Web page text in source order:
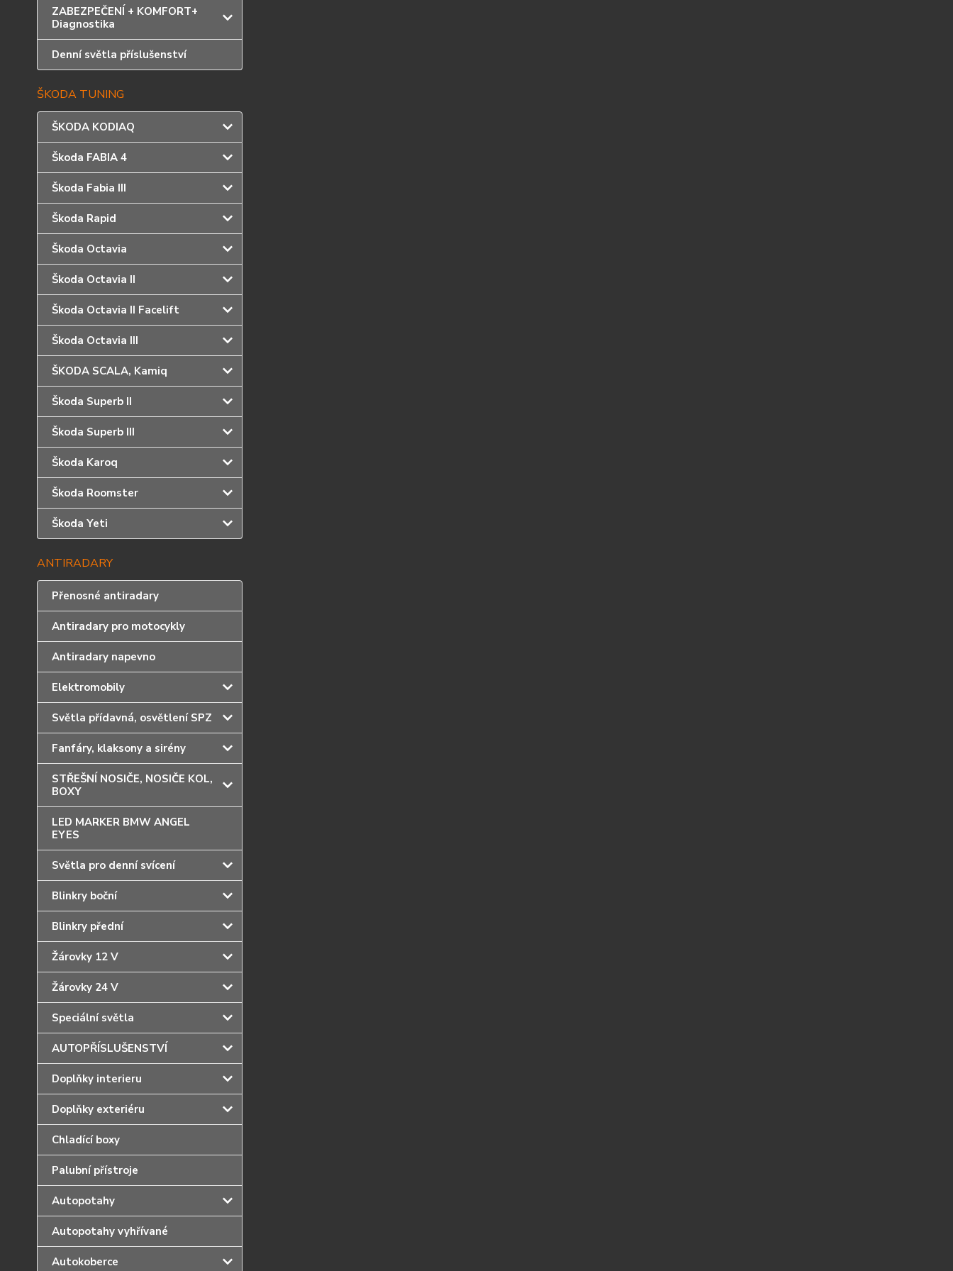
ZABEZPEČENÍ + KOMFORT+
Diagnostika
Denní světla příslušenství
ŠKODA TUNING
ŠKODA KODIAQ
Škoda FABIA 4
Škoda Fabia III
Škoda Rapid
Škoda Octavia
Škoda Octavia II
Škoda Octavia II Facelift
Škoda Octavia III
ŠKODA SCALA, Kamiq
Škoda Superb II
Škoda Superb III
Škoda Karoq
Škoda Roomster
Škoda Yeti
ANTIRADARY
Přenosné antiradary
Antiradary pro motocykly
Antiradary napevno
Elektromobily
Světla přídavná, osvětlení SPZ
Fanfáry, klaksony a sirény
STŘEŠNÍ NOSIČE, NOSIČE KOL,
BOXY
LED MARKER BMW ANGEL
EYES
Světla pro denní svícení
Blinkry boční
Blinkry přední
Žárovky 12 V
Žárovky 24 V
Speciální světla
AUTOPŘÍSLUŠENSTVÍ
Doplňky interieru
Doplňky exteriéru
Chladící boxy
Palubní přístroje
Autopotahy
Autopotahy vyhřívané
Autokoberce